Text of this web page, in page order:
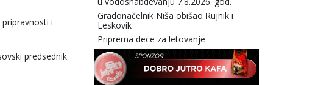
i
predsednik
Gradonačelnik Niša obišao Rujnik i
Leskovik
Priprema dece za letovanje